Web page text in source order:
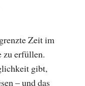
Zeit im
zu erfüllen.
gibt,
– und das